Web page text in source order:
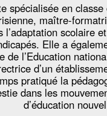
spécialisée en classe
maître-
l’adaptation scolaire
Elle a
de l’Education
d’un
pratiqué la
dans les
d’éducation